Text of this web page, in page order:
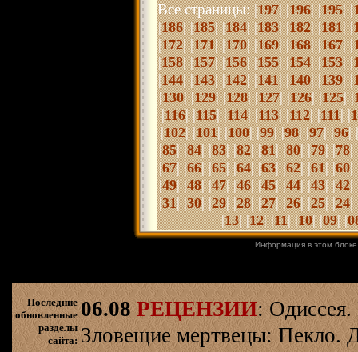
Все страницы: |197| |196| |195| |
|186| |185| |184| |183| |182| |181| |
|172| |171| |170| |169| |168| |167| |
|158| |157| |156| |155| |154| |153| |
|144| |143| |142| |141| |140| |139| |
|130| |129| |128| |127| |126| |125| |
|116| |115| |114| |113| |112| |111| |
|102| |101| |100| |99| |98| |97| |96| |
|85| |84| |83| |82| |81| |80| |79| |78|
|67| |66| |65| |64| |63| |62| |61| |60|
|49| |48| |47| |46| |45| |44| |43| |42|
|31| |30| |29| |28| |27| |26| |25| |24|
|13| |12| |11| |10| |09| |
Информация в этом
Последние
обновленные
разделы
сайта:
06.08 РЕЦЕНЗИИ:
Зловещие мертвецы: Пекло.